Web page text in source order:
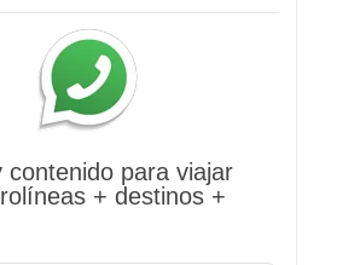
contenido para viajar
+ destinos +